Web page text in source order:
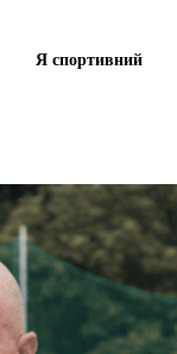
Я спортивний